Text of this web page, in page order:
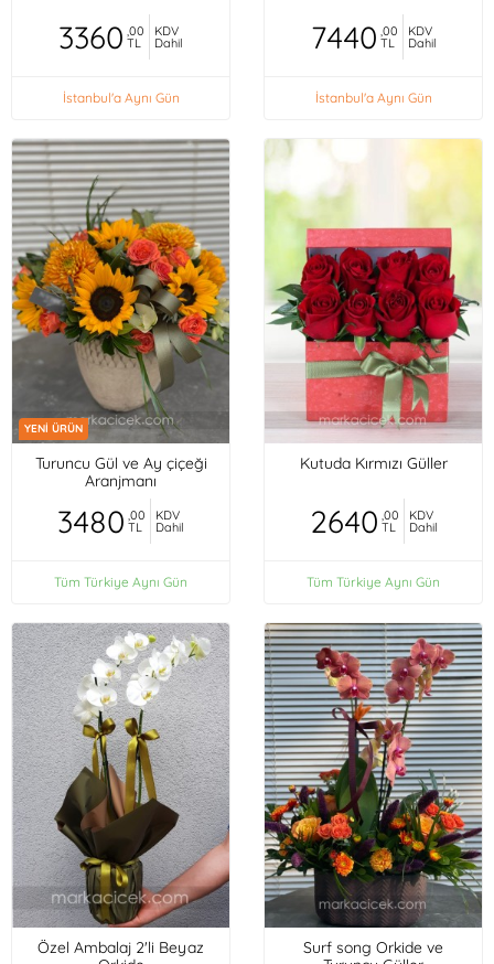
3360 ,00
TL
KDV
Dahil
İstanbul'a Aynı Gün
7440 ,00
TL
KDV
Dahil
İstanbul'a Aynı Gün
YENİ ÜRÜN
Turuncu Gül ve Ay çiçeği
Aranjmanı
3480 ,00
TL
KDV
Dahil
Tüm Türkiye Aynı Gün
Kutuda Kırmızı Güller
2640 ,00
TL
KDV
Dahil
Tüm Türkiye Aynı Gün
Özel Ambalaj 2'li Beyaz
Surf song Orkide ve